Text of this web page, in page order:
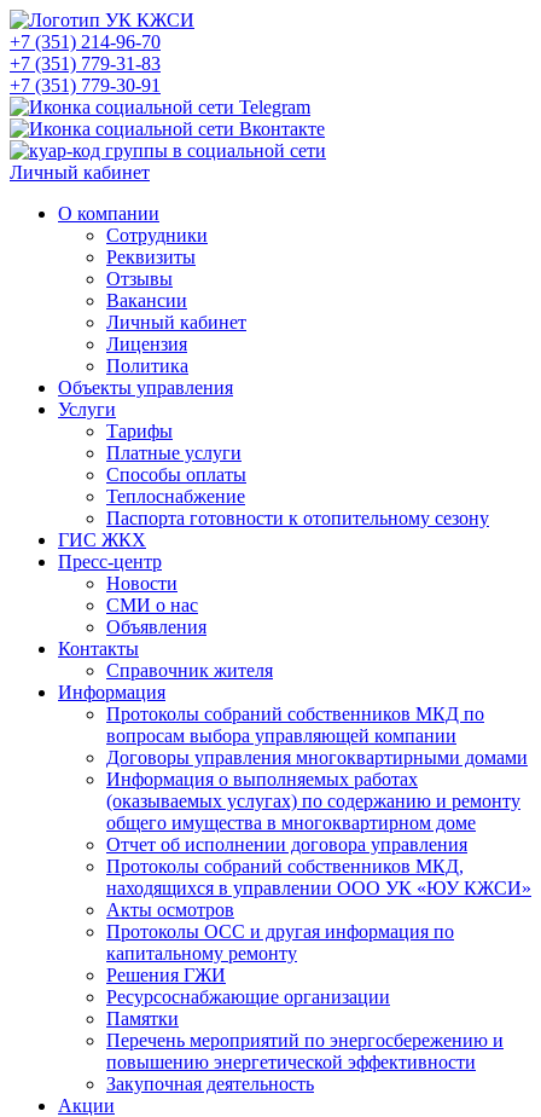
+7 (351) 214-96-70
+7 (351) 779-31-83
+7 (351) 779-30-91
Личный кабинет
О компании
Сотрудники
Реквизиты
Отзывы
Вакансии
Личный кабинет
Лицензия
Политика
Объекты управления
Услуги
Тарифы
Платные услуги
Способы оплаты
Теплоснабжение
Паспорта готовности к отопительному сезону
ГИС ЖКХ
Пресс-центр
Новости
СМИ о нас
Объявления
Контакты
Справочник жителя
Информация
Протоколы собраний собственников МКД по
вопросам выбора управляющей компании
Договоры управления многоквартирными домами
Информация о выполняемых работах
(оказываемых услугах) по содержанию и ремонту
общего имущества в многоквартирном доме
Отчет об исполнении договора управления
Протоколы собраний собственников МКД,
находящихся в управлении ООО УК «ЮУ КЖСИ»
Акты осмотров
Протоколы ОСС и другая информация по
капитальному ремонту
Решения ГЖИ
Ресурсоснабжающие организации
Памятки
Перечень мероприятий по энергосбережению и
повышению энергетической эффективности
Закупочная деятельность
Акции